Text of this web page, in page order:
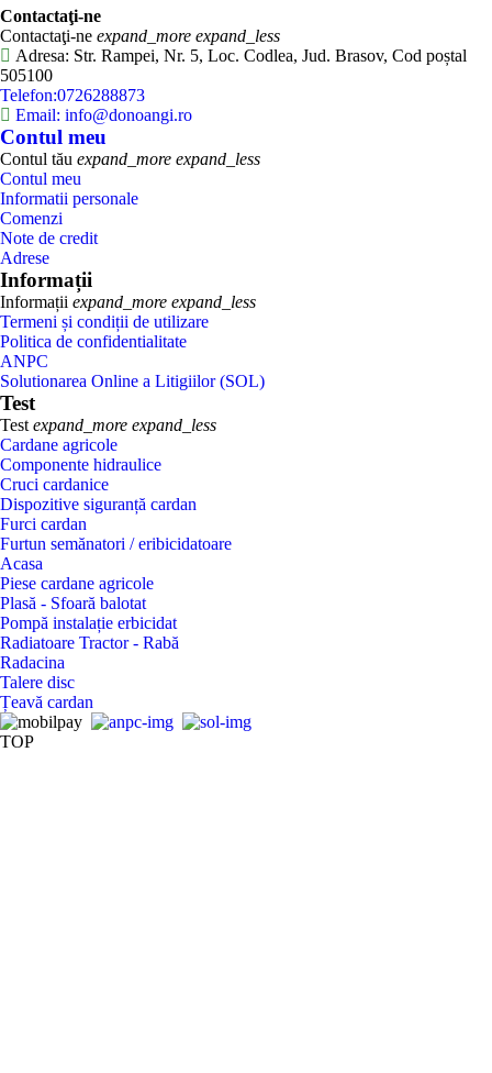
Contactaţi-ne
Contactaţi-ne expand_more expand_less
Adresa: Str. Rampei, Nr. 5, Loc. Codlea, Jud. Brasov, Cod poștal
505100
Telefon:0726288873
Email: info@donoangi.ro
Contul meu
Contul tău expand_more expand_less
Contul meu
Informatii personale
Comenzi
Note de credit
Adrese
Informații
Informații expand_more expand_less
Termeni și condiții de utilizare
Politica de confidentialitate
ANPC
Solutionarea Online a Litigiilor (SOL)
Test
Test expand_more expand_less
Cardane agricole
Componente hidraulice
Cruci cardanice
Dispozitive siguranță cardan
Furci cardan
Furtun semănatori / eribicidatoare
Acasa
Piese cardane agricole
Plasă - Sfoară balotat
Pompă instalație erbicidat
Radiatoare Tractor - Rabă
Radacina
Talere disc
Țeavă cardan
TOP